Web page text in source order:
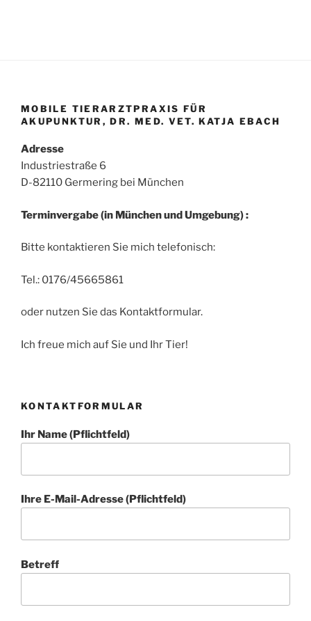
MOBILE TIERARZTPRAXIS FÜR
AKUPUNKTUR, DR. MED. VET. KATJA EBACH
Adresse
Industriestraße 6
D-82110 Germering bei München
Terminvergabe (in München und Umgebung):
Bitte kontaktieren Sie mich telefonisch:
Tel.: 0176/45665861
oder nutzen Sie das Kontaktformular.
Ich freue mich auf Sie und Ihr Tier!
KONTAKTFORMULAR
Ihr Name (Pflichtfeld)
Ihre E-Mail-Adresse (Pflichtfeld)
Betreff